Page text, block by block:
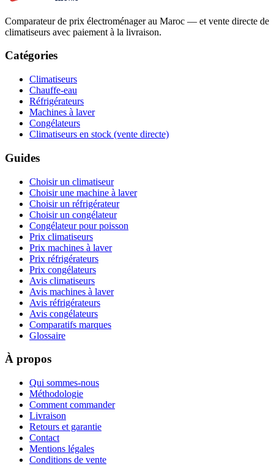
Comparateur de prix électroménager au Maroc — et vente directe de
climatiseurs avec paiement à la livraison.
Catégories
Climatiseurs
Chauffe-eau
Réfrigérateurs
Machines à laver
Congélateurs
Climatiseurs en stock (vente directe)
Guides
Choisir un climatiseur
Choisir une machine à laver
Choisir un réfrigérateur
Choisir un congélateur
Congélateur pour poisson
Prix climatiseurs
Prix machines à laver
Prix réfrigérateurs
Prix congélateurs
Avis climatiseurs
Avis machines à laver
Avis réfrigérateurs
Avis congélateurs
Comparatifs marques
Glossaire
À propos
Qui sommes-nous
Méthodologie
Comment commander
Livraison
Retours et garantie
Contact
Mentions légales
Conditions de vente